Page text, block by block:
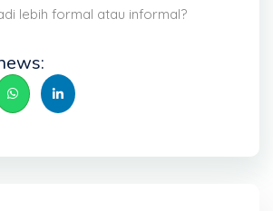
lebih formal atau informal?